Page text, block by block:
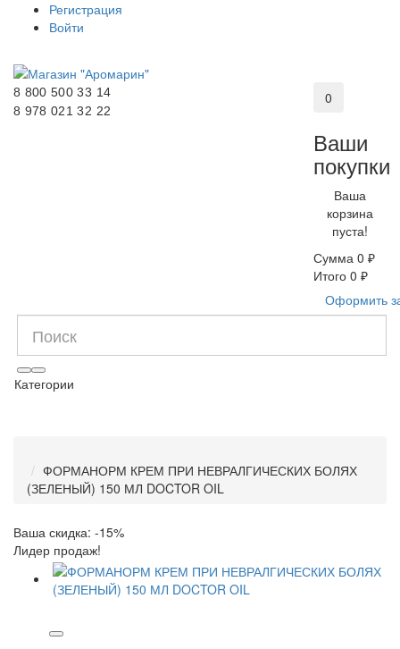
Регистрация
Войти
8 800 500 33 14
8 978 021 32 22
0
Ваши
покупки
Ваша
корзина
пуста!
Сумма 0 ₽
Итого 0 ₽
Оформить
Категории
ФОРМАНОРМ КРЕМ ПРИ НЕВРАЛГИЧЕСКИХ БОЛЯХ
(ЗЕЛЕНЫЙ) 150 МЛ DOCTOR OIL
Ваша скидка: -15%
Лидер продаж!